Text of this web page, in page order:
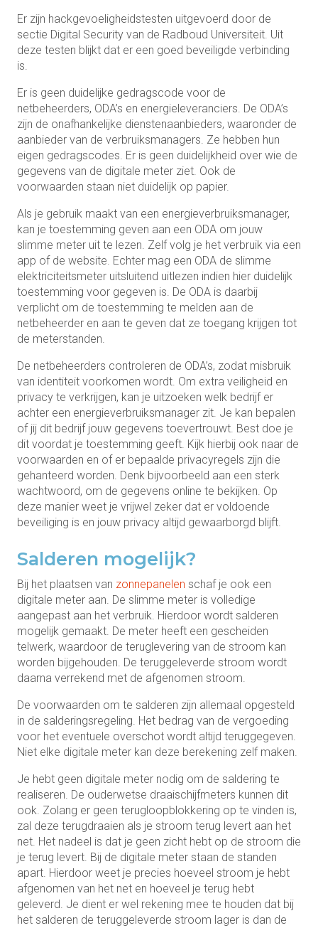
Er zijn hackgevoeligheidstesten uitgevoerd door de
sectie Digital Security van de Radboud Universiteit. Uit
deze testen blijkt dat er een goed beveiligde verbinding
is.
Er is geen duidelijke gedragscode voor de
netbeheerders, ODA’s en energieleveranciers. De ODA’s
zijn de onafhankelijke dienstenaanbieders, waaronder de
aanbieder van de verbruiksmanagers. Ze hebben hun
eigen gedragscodes. Er is geen duidelijkheid over wie de
gegevens van de digitale meter ziet. Ook de
voorwaarden staan niet duidelijk op papier.
Als je gebruik maakt van een energieverbruiksmanager,
kan je toestemming geven aan een ODA om jouw
slimme meter uit te lezen. Zelf volg je het verbruik via een
app of de website. Echter mag een ODA de slimme
elektriciteitsmeter uitsluitend uitlezen indien hier duidelijk
toestemming voor gegeven is. De ODA is daarbij
verplicht om de toestemming te melden aan de
netbeheerder en aan te geven dat ze toegang krijgen tot
de meterstanden.
De netbeheerders controleren de ODA’s, zodat misbruik
van identiteit voorkomen wordt. Om extra veiligheid en
privacy te verkrijgen, kan je uitzoeken welk bedrijf er
achter een energieverbruiksmanager zit. Je kan bepalen
of jij dit bedrijf jouw gegevens toevertrouwt. Best doe je
dit voordat je toestemming geeft. Kijk hierbij ook naar de
voorwaarden en of er bepaalde privacyregels zijn die
gehanteerd worden. Denk bijvoorbeeld aan een sterk
wachtwoord, om de gegevens online te bekijken. Op
deze manier weet je vrijwel zeker dat er voldoende
beveiliging is en jouw privacy altijd gewaarborgd blijft.
Salderen mogelijk?
Bij het plaatsen van zonnepanelen schaf je ook een
digitale meter aan. De slimme meter is volledige
aangepast aan het verbruik. Hierdoor wordt salderen
mogelijk gemaakt. De meter heeft een gescheiden
telwerk, waardoor de teruglevering van de stroom kan
worden bijgehouden. De teruggeleverde stroom wordt
daarna verrekend met de afgenomen stroom.
De voorwaarden om te salderen zijn allemaal opgesteld
in de salderingsregeling. Het bedrag van de vergoeding
voor het eventuele overschot wordt altijd teruggegeven.
Niet elke digitale meter kan deze berekening zelf maken.
Je hebt geen digitale meter nodig om de saldering te
realiseren. De ouderwetse draaischijfmeters kunnen dit
ook. Zolang er geen terugloopblokkering op te vinden is,
zal deze terugdraaien als je stroom terug levert aan het
net. Het nadeel is dat je geen zicht hebt op de stroom die
je terug levert. Bij de digitale meter staan de standen
apart. Hierdoor weet je precies hoeveel stroom je hebt
afgenomen van het net en hoeveel je terug hebt
geleverd. Je dient er wel rekening mee te houden dat bij
het salderen de teruggeleverde stroom lager is dan de